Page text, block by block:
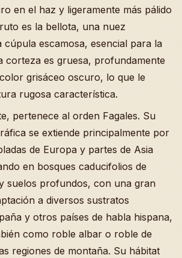
en el haz y ligeramente más pálido
es la bellota, una nuez
cúpula escamosa, esencial para la
corteza es gruesa, profundamente
grisáceo oscuro, lo que le
rugosa característica.
pertenece al orden Fagales. Su
se extiende principalmente por
de Europa y partes de Asia
en bosques caducifolios de
suelos profundos, con una gran
a diversos sustratos
y otros países de habla hispana,
como roble albar o roble de
regiones de montaña. Su hábitat